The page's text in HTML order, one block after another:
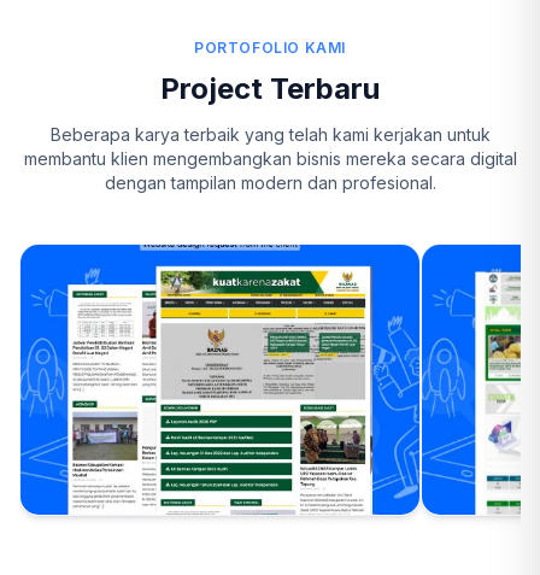
PORTOFOLIO KAMI
Project Terbaru
Beberapa karya terbaik yang telah kami kerjakan untuk
membantu klien mengembangkan bisnis mereka secara digital
dengan tampilan modern dan profesional.